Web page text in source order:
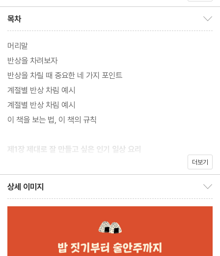
목차
머리말
반상을 차려보자
반상을 차릴 때 중요한 네 가지 포인트
계절별 반상 차림 예시
계절별 반상 차림 예시
이 책을 보는 법, 이 책의 규칙
제1장 제대로 잘 만들고 싶은 인기 일상 요리
- 일본식 햄버그스테이크
- 돼지고기 생강 구이
- 고등어 된장 조림
더보기
상세 이미지